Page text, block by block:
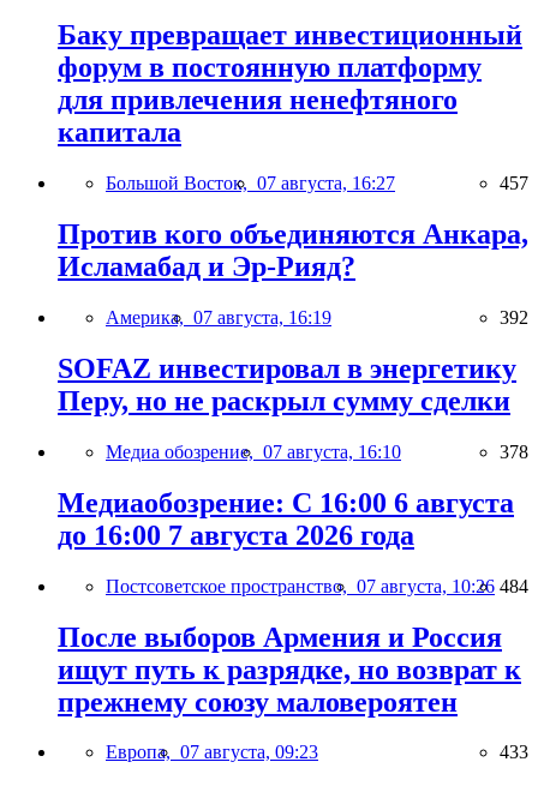
Баку превращает инвестиционный
форум в постоянную платформу
для привлечения ненефтяного
капитала
Большой Восток, 07 августа, 16:27 457
Против кого объединяются Анкара,
Исламабад и Эр-Рияд?
Америка, 07 августа, 16:19 392
SOFAZ инвестировал в энергетику
Перу, но не раскрыл сумму сделки
Медиа обозрение, 07 августа, 16:10 378
Медиаобозрение: С 16:00 6 августа
до 16:00 7 августа 2026 года
Постсоветское пространство, 07 августа, 10:26 484
После выборов Армения и Россия
ищут путь к разрядке, но возврат к
прежнему союзу маловероятен
Европа, 07 августа, 09:23 433